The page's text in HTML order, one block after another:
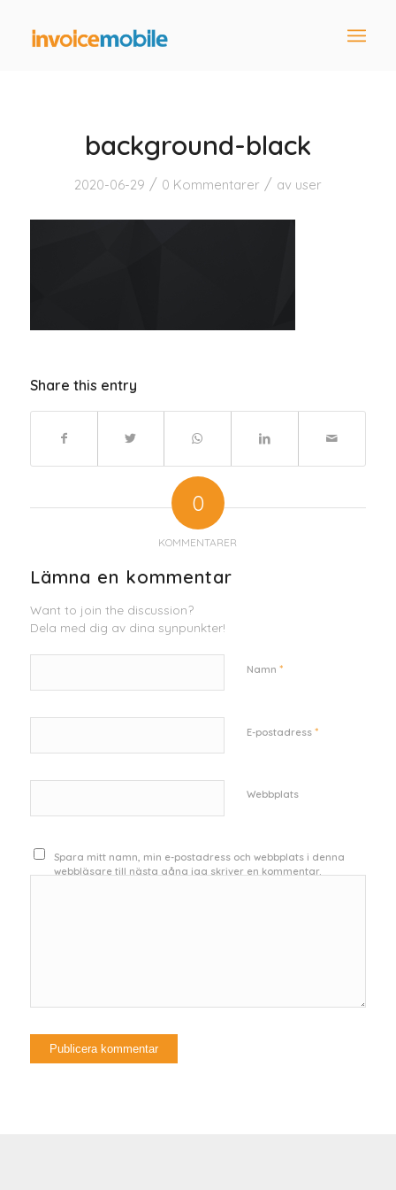
background-black
2020-06-29 / 0 Kommentarer / av user
Share this entry
0
KOMMENTARER
Lämna en kommentar
Want to join the discussion?
Dela med dig av dina synpunkter!
Namn *
E-postadress *
Webbplats
Spara mitt namn, min e-postadress och webbplats i denna
webbläsare till nästa gång jag skriver en kommentar.